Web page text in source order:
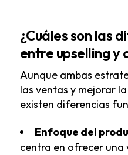
¿Cuáles son las
entre upselling y
Aunque ambas
las ventas y mejorar
existen diferencias
Enfoque del
centra en ofrecer una